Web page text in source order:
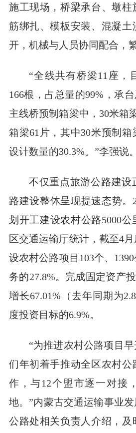
施工现场，桥梁承台、墩柱
筋绑扎、模板安装、混凝土
开，机械与人员协同配合，
“全线共有桥梁11座，
166根，占总量的99%，承台
主线桥预制箱梁中，30米箱
箱梁61片，其中30米预制箱
设计数量的30.3%。”李强说。
不仅重点旅游公路建设
路建设整体呈现提速态势。
划开工建设农村公路5000
区交通运输厅统计，截至4
设农村公路项目103个、
务的27.8%。完成固定资产
增长67.01%（去年同期为
度投资目标的6.9%。
“为推进农村公路项目
们年初着手推动全区农村公
作，与12个盟市逐一对接
地。”内蒙古交通运输事业
公路处相关负责人介绍，及